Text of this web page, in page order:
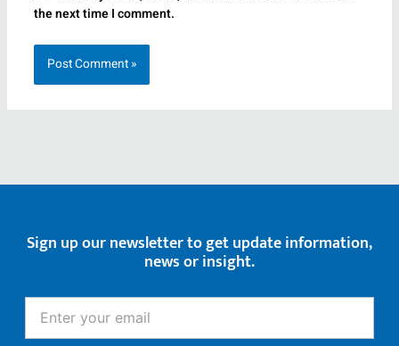
the next time I comment.
Sign up our newsletter to get update information,
news or insight.
your